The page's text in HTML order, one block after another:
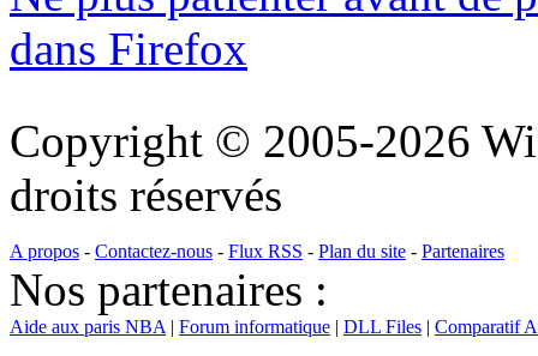
dans Firefox
Copyright © 2005-2026
droits réservés
A propos - Contactez-nous - Flux RSS - Plan du site - Partenaires
Nos partenaires :
Aide aux paris NBA | Forum informatique | DLL Files | Comparatif